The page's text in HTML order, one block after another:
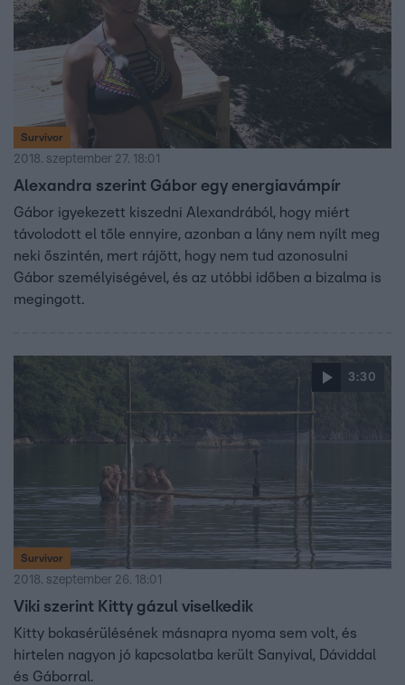
Survivor
2018. szeptember 27. 18:01
Alexandra szerint Gábor egy energiavámpír
Gábor igyekezett kiszedni Alexandrából, hogy miért
távolodott el tőle ennyire, azonban a lány nem nyílt meg
neki őszintén, mert rájött, hogy nem tud azonosulni
Gábor személyiségével, és az utóbbi időben a bizalma is
megingott.
3:30
Survivor
2018. szeptember 26. 18:01
Viki szerint Kitty gázul viselkedik
Kitty bokasérülésének másnapra nyoma sem volt, és
hirtelen nagyon jó kapcsolatba került Sanyival, Dáviddal
és Gáborral.